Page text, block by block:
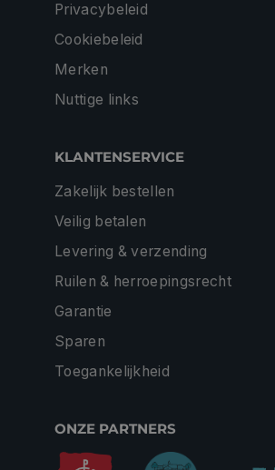
Privacybeleid
Cookiebeleid
Merken
Nuttige links
KLANTENSERVICE
Zakelijk bestellen
Veilig betalen
Levering & verzending
Ruilen & herroepingsrecht
Garantie
Sparen
Toegankelijkheid
ONZE PARTNERS